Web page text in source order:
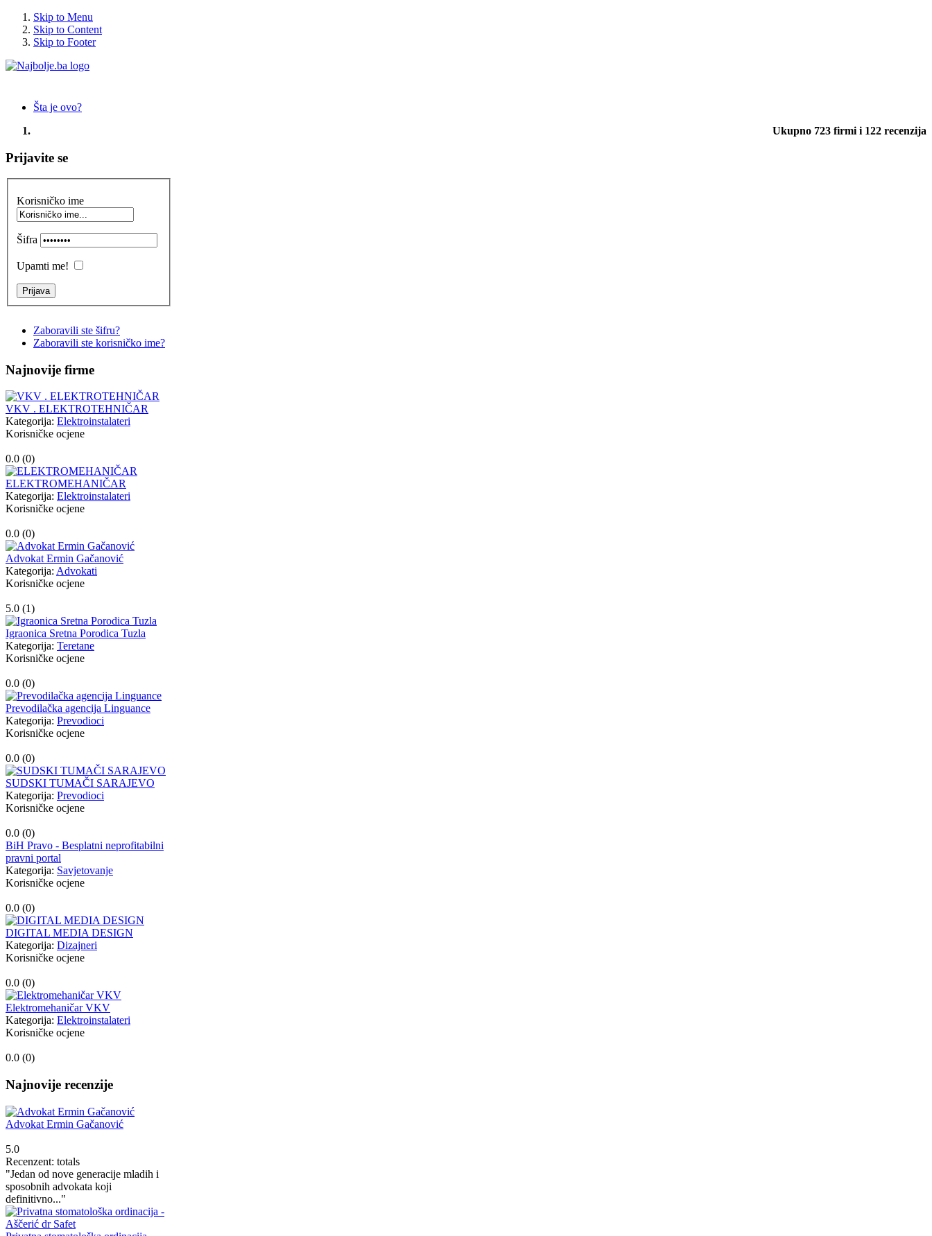
Skip to Menu
Skip to Content
Skip to Footer
Šta je ovo?
Ukupno 723 firmi i 122 recenzija
Prijavite se
Korisničko ime
Šifra
Upamti me!
Zaboravili ste šifru?
Zaboravili ste korisničko ime?
Najnovije firme
VKV . ELEKTROTEHNIČAR
Kategorija: Elektroinstalateri
Korisničke ocjene
0.0 (0)
ELEKTROMEHANIČAR
Kategorija: Elektroinstalateri
Korisničke ocjene
0.0 (0)
Advokat Ermin Gačanović
Kategorija: Advokati
Korisničke ocjene
5.0 (1)
Igraonica Sretna Porodica Tuzla
Kategorija: Teretane
Korisničke ocjene
0.0 (0)
Prevodilačka agencija Linguance
Kategorija: Prevodioci
Korisničke ocjene
0.0 (0)
SUDSKI TUMAČI SARAJEVO
Kategorija: Prevodioci
Korisničke ocjene
0.0 (0)
BiH Pravo - Besplatni neprofitabilni
pravni portal
Kategorija: Savjetovanje
Korisničke ocjene
0.0 (0)
DIGITAL MEDIA DESIGN
Kategorija: Dizajneri
Korisničke ocjene
0.0 (0)
Elektromehaničar VKV
Kategorija: Elektroinstalateri
Korisničke ocjene
0.0 (0)
Najnovije recenzije
Advokat Ermin Gačanović
5.0
Recenzent: totals
"Jedan od nove generacije mladih i
sposobnih advokata koji
definitivno..."